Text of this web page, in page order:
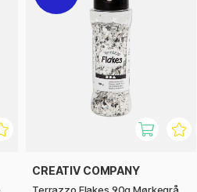
CREATIV COMPANY